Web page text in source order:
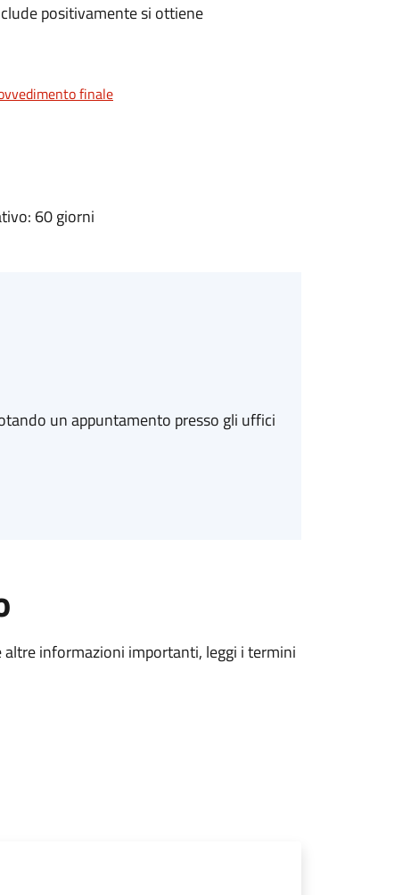
positivamente si ottiene
finale
60 giorni
un appuntamento presso gli uffici
informazioni importanti, leggi i termini